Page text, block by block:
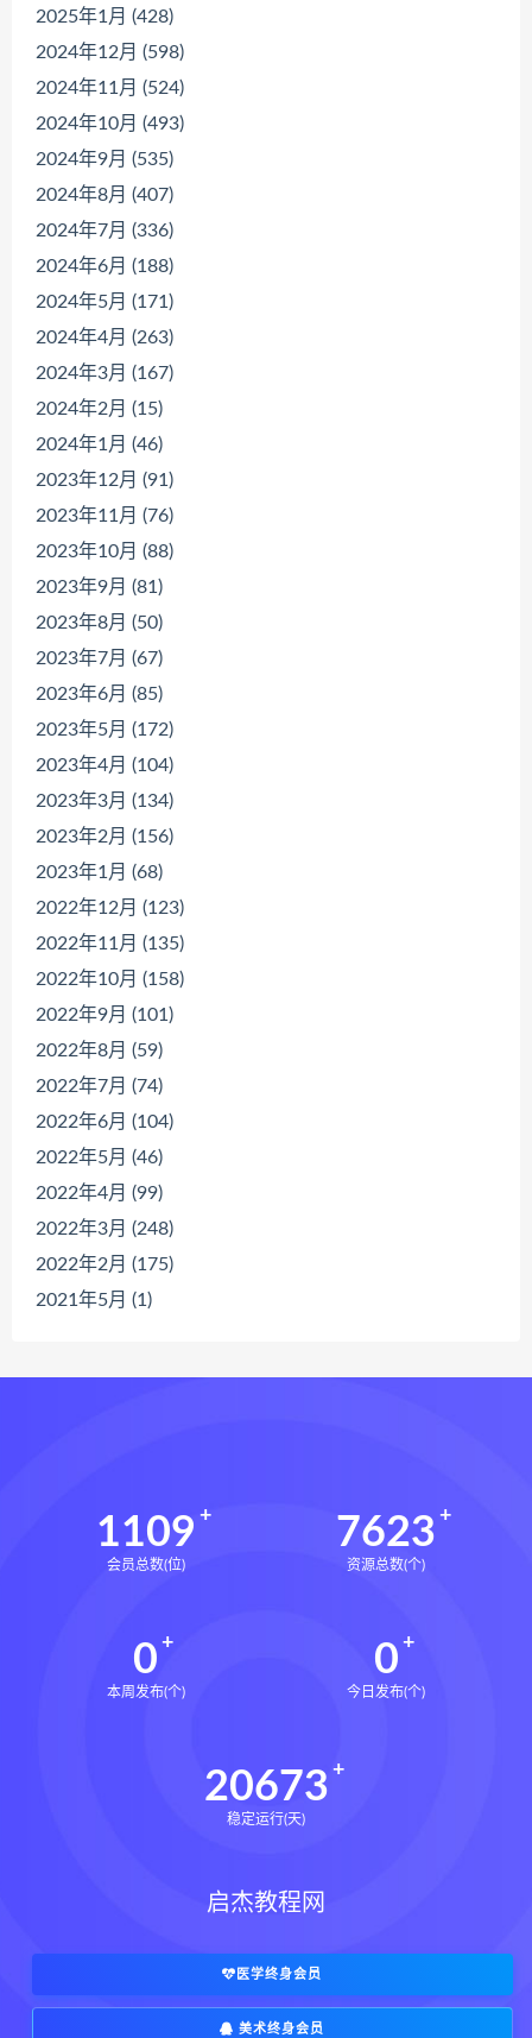
2025年1月 (428)
2024年12月 (598)
2024年11月 (524)
2024年10月 (493)
2024年9月 (535)
2024年8月 (407)
2024年7月 (336)
2024年6月 (188)
2024年5月 (171)
2024年4月 (263)
2024年3月 (167)
2024年2月 (15)
2024年1月 (46)
2023年12月 (91)
2023年11月 (76)
2023年10月 (88)
2023年9月 (81)
2023年8月 (50)
2023年7月 (67)
2023年6月 (85)
2023年5月 (172)
2023年4月 (104)
2023年3月 (134)
2023年2月 (156)
2023年1月 (68)
2022年12月 (123)
2022年11月 (135)
2022年10月 (158)
2022年9月 (101)
2022年8月 (59)
2022年7月 (74)
2022年6月 (104)
2022年5月 (46)
2022年4月 (99)
2022年3月 (248)
2022年2月 (175)
2021年5月 (1)
1109
会员总数(位)
7623
资源总数(个)
0
本周发布(个)
0
今日发布(个)
20673
稳定运行(天)
启杰教程网
医学终身会员
美术终身会员